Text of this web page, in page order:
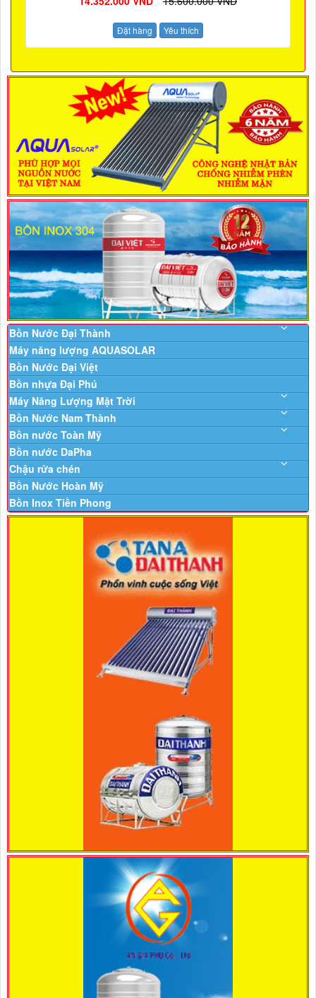
Đặt hàng Yêu thích
Bồn Nước Đại Thành
Máy năng lượng AQUASOLAR
Bồn Nước Đại Việt
Bồn nhựa Đại Phú
Máy Năng Lượng Mặt Trời
Bồn Nước Nam Thành
Bồn nước Toàn Mỹ
Bồn nước DaPha
Chậu rửa chén
Bồn Nước Hoàn Mỹ
Bồn Inox Tiền Phong